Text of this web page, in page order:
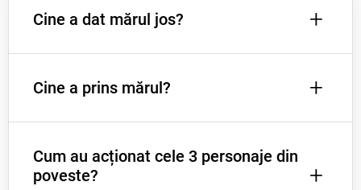
Cine a dat mărul jos? +
Secvența 1
Cine a prins mărul? +
Secvența 2
Cum au acționat cele 3 personaje din
poveste?
+